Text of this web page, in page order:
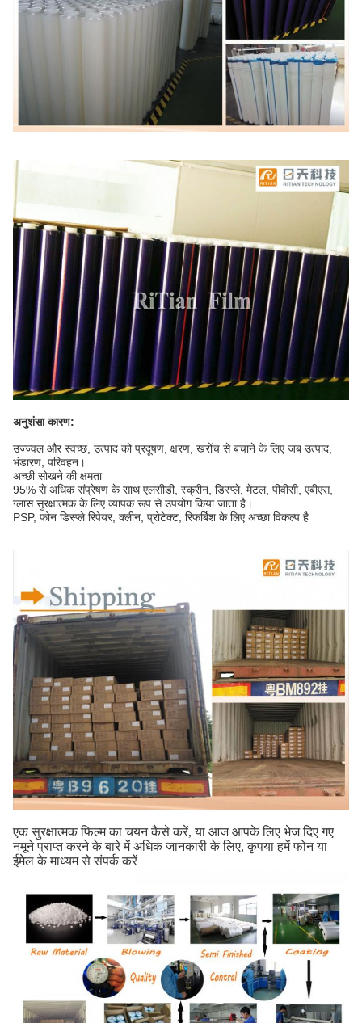
अनुशंसा कारण:
उज्ज्वल और स्वच्छ, उत्पाद को प्रदूषण, क्षरण, खरोंच से बचाने के लिए जब उत्पाद,
भंडारण, परिवहन।
अच्छी सोखने की क्षमता
95% से अधिक संप्रेषण के साथ एलसीडी, स्क्रीन, डिस्प्ले, मेटल, पीवीसी, एबीएस,
ग्लास सुरक्षात्मक के लिए व्यापक रूप से उपयोग किया जाता है।
PSP, फोन डिस्प्ले रिपेयर, क्लीन, प्रोटेक्ट, रिफर्बिश के लिए अच्छा विकल्प है
एक सुरक्षात्मक फिल्म का चयन कैसे करें, या आज आपके लिए भेज दिए गए
नमूने प्राप्त करने के बारे में अधिक जानकारी के लिए, कृपया हमें फोन या
ईमेल के माध्यम से संपर्क करें